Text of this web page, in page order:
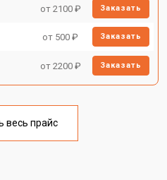
от 2100 ₽ Заказать
от 500 ₽ Заказать
от 2200 ₽ Заказать
весь прайс